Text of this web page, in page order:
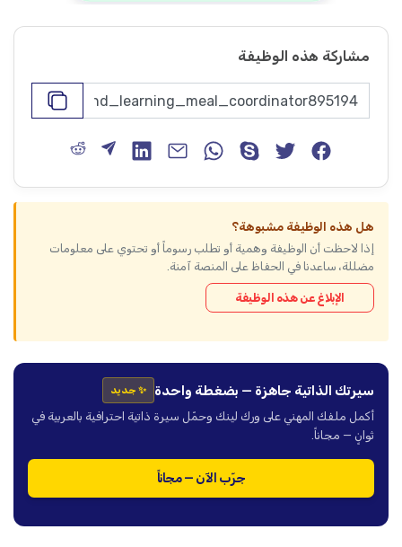
مشاركة هذه الوظيفة
هل هذه الوظيفة مشبوهة؟
إذا لاحظت أن الوظيفة وهمية أو تطلب رسوماً أو تحتوي على معلومات
مضللة، ساعدنا في الحفاظ على المنصة آمنة.
الإبلاغ عن هذه الوظيفة
سيرتك الذاتية جاهزة — بضغطة واحدة ✨ جديد
أكمل ملفك المهني على ورك لينك وحمّل سيرة ذاتية احترافية بالعربية في
ثوانٍ — مجاناً.
جرّب الآن — مجاناً